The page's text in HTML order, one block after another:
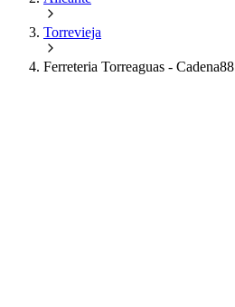
Torrevieja
Ferreteria Torreaguas - Cadena88